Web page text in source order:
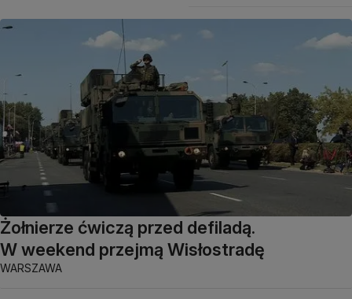
Żołnierze ćwiczą przed defiladą.
W weekend przejmą Wisłostradę
WARSZAWA